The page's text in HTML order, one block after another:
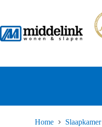
inhoud
Home Slaapkamer